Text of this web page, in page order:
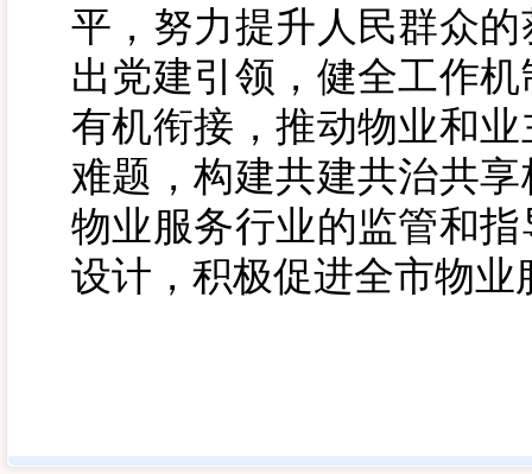
平，努力提升人民群众
出党建引领，健全工作
有机衔接，推动物业和
难题，构建共建共治共
物业服务行业的监管和
设计，积极促进全市物